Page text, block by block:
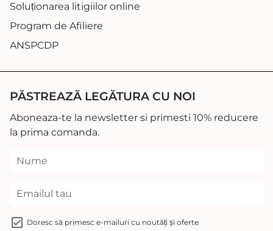
Soluționarea litigiilor online
Program de Afiliere
ANSPCDP
PĂSTREAZĂ LEGĂTURA CU NOI
Aboneaza-te la newsletter si primesti 10% reducere
la prima comanda.
Doresc să primesc e-mailuri cu noutăți și oferte